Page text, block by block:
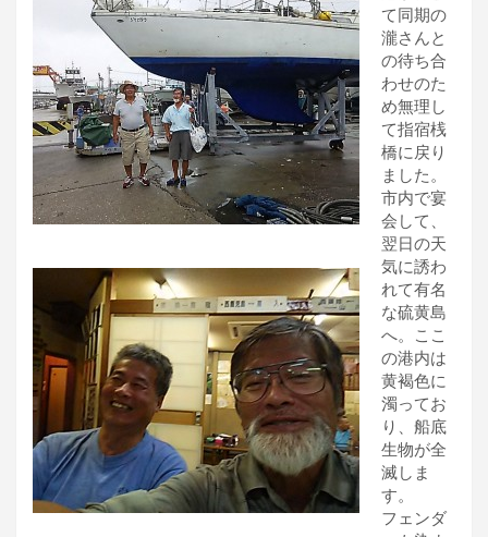
て同期の
瀧さんと
の待ち合
わせのた
め無理し
て指宿桟
橋に戻り
ました。
市内で宴
会して、
翌日の天
気に誘わ
れて有名
な硫黄島
へ。ここ
の港内は
黄褐色に
濁ってお
り、船底
生物が全
滅しま
す。
フェンダ